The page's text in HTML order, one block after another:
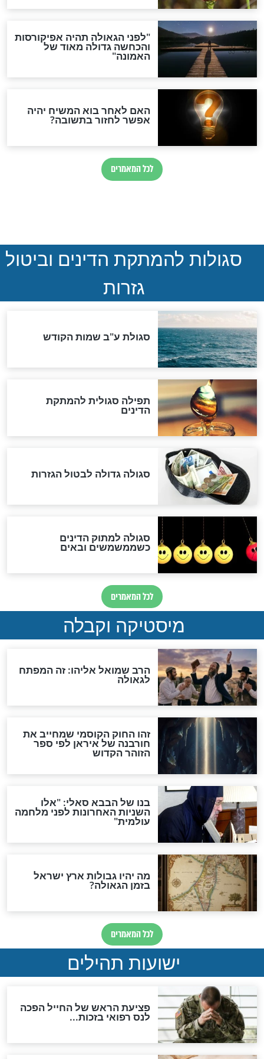
הותר לפרסום: לוחמי מילואים
נהרגו בדרום לבנון
ואיראן: בלי שקיפות ועם הרבה
סימני שאלה
הנדיר של הרשב"ם התגלה
"מודה לקב"ה על כל השנים"
לכל המאמרים
אחרית הימים
האם אפשר לחשב את הקץ?
מה יהיה בימות המשיח?
"לפני הגאולה תהיה אפיקורסות
והכחשה גדולה מאוד של
האמונה"
האם לאחר בוא המשיח יהיה
אפשר לחזור בתשובה?
לכל המאמרים
להמתקת הדינים וביטול
גזרות
סגולת ע"ב שמות הקודש